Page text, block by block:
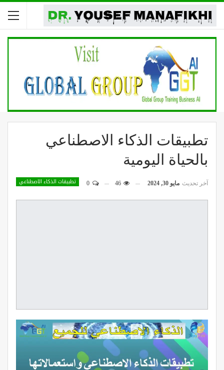
تطبيقات الذكاء الاصطناعي
بالحياة اليومية
تطبيقات الذكاء الاصطناعي آخر تحديث مايو 30, 2024